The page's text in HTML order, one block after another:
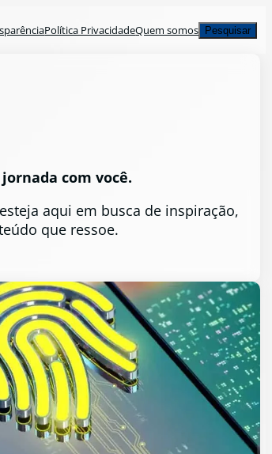
Política PrivacidadeQuem somosPesquisar
Pesquisar
com você.
aqui em busca de inspiração,
que ressoe.